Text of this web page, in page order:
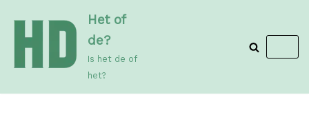
de
inhoud
Het of
de?
Is het de of
het?